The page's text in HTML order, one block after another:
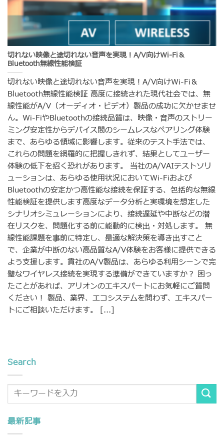
切れない映像と途切れない音声を実現！A/V向けWi-Fi＆
Bluetooth無線性能検証
切れない映像と途切れない音声を実現！A/V向けWi-Fi＆
Bluetooth無線性能検証 高度に接続された現代社会では、無
線性能がA/V（オーディオ・ビデオ）製品の成功に欠かせませ
ん。Wi-FiやBluetoothの接続品質は、映像・音声のストリー
ミング安定性からデバイス間のシームレスなペアリング体験
まで、あらゆる領域に影響します。従来のテスト手法では、
これらの問題を網羅的に把握しきれず、結果としてユーザー
体験の低下を招く恐れがあります。 当社のA/VAIテストソリ
ューションは、あらゆる使用状況においてWi-Fiおよび
Bluetoothの安定かつ高性能な接続を保証する、包括的な無線
性能検証を提供します高度なデータ分析と実環境を想定した
シナリオシミュレーションにより、接続遅延や中断などの潜
在リスクを、問題化する前に能動的に検出・対処します。 無
線性能課題を事前に特定し、最適な解決策を導き出すこと
で、企業が中断のない高品質なA/V体験をお客様に提供できる
よう支援します。貴社のA/V製品は、あらゆる利用シーンで完
璧なワイヤレス接続を実現する準備ができていますか？ 困っ
たことがあれば、アリオンのエキスパートにお気軽にご質問
ください！ 製品、業界、エコシステムを問わず、エキスパー
トにご相談いただけます。 [...]
Search
最新記事